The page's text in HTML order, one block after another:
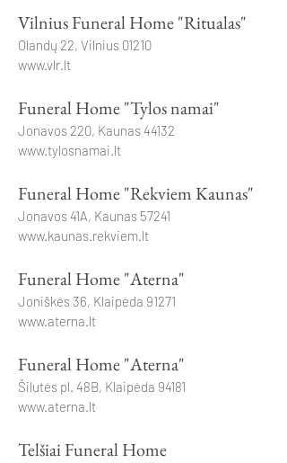
Vilnius Funeral Home "Ritualas"
Olandų 22, Vilnius 01210
www.vlr.lt
Funeral Home "Tylos namai"
Jonavos 220, Kaunas 44132
www.tylosnamai.lt
Funeral Home "Rekviem Kaunas"
Jonavos 41A, Kaunas 57241
www.kaunas.rekviem.lt
Funeral Home "Aterna"
Joniškės 36, Klaipėda 91271
www.aterna.lt
Funeral Home "Aterna"
Šilutės pl. 48B, Klaipėda 94181
www.aterna.lt
Telšiai Funeral Home